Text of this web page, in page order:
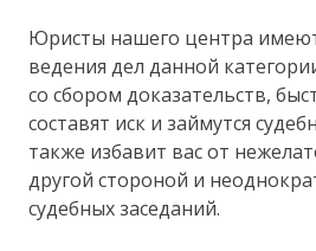
Юристы нашего центра
ведения дел данной
со сбором доказательств,
составят иск и займутся
также избавит вас от
другой стороной и
судебных заседаний.